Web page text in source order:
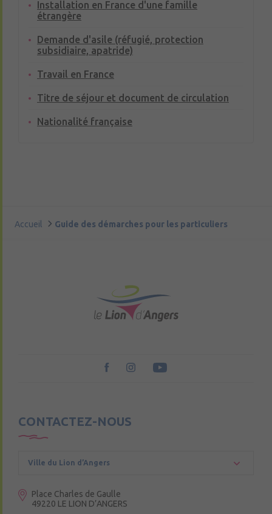
Installation en France d'une famille
étrangère
Demande d'asile (réfugié, protection
subsidiaire, apatride)
Travail en France
Titre de séjour et document de circulation
Nationalité française
Accueil Guide des démarches pour les particuliers
CONTACTEZ-NOUS
Ville du Lion d’Angers
Place Charles de Gaulle
49220 LE LION D’ANGERS